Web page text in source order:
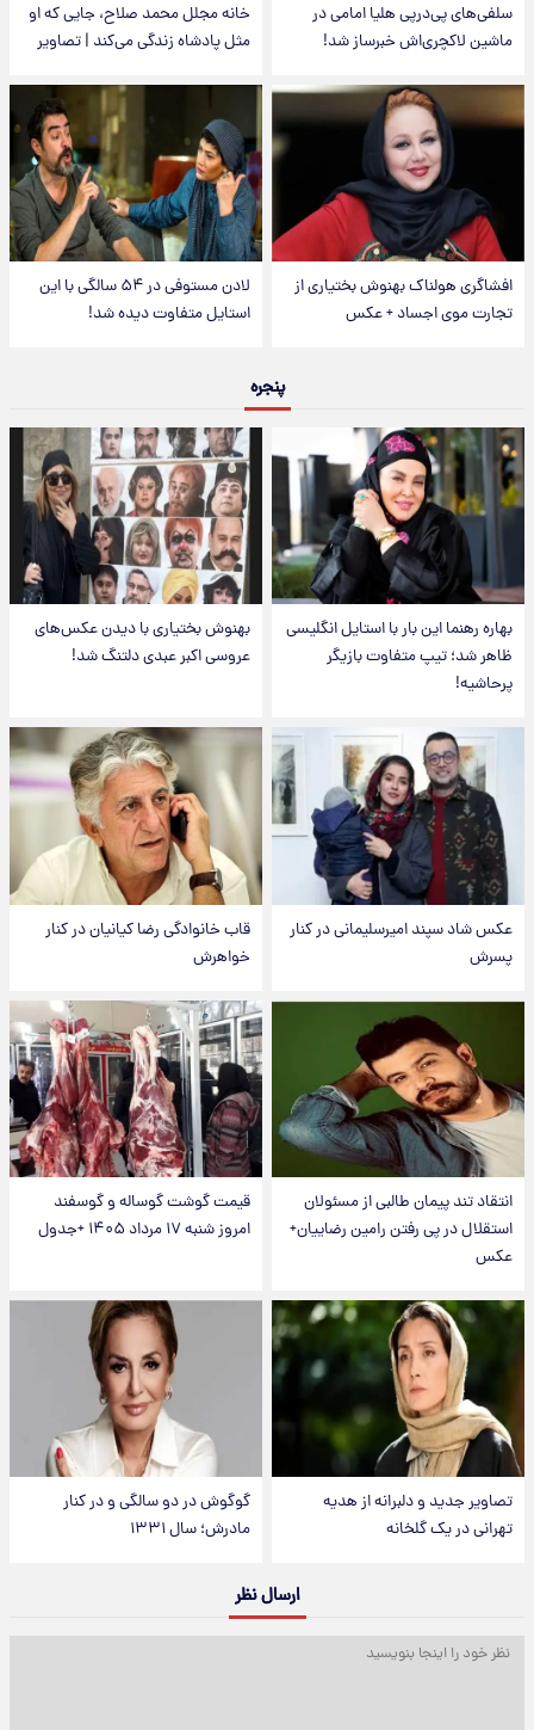
سلفی‌های پی‌درپی هلیا امامی در
ماشین لاکچری‌اش خبرساز شد!
خانه مجلل محمد صلاح، جایی که او
مثل پادشاه زندگی می‌کند | تصاویر
افشاگری هولناک بهنوش بختیاری از
تجارت موی اجساد + عکس
لادن مستوفی در ۵۴ سالگی با این
استایل متفاوت دیده شد!
پنجره
بهاره رهنما این بار با استایل انگلیسی
ظاهر شد؛ تیپ متفاوت بازیگر
پرحاشیه!
بهنوش بختیاری با دیدن عکس‌های
عروسی اکبر عبدی دلتنگ شد!
عکس شاد سپند امیرسلیمانی در کنار
پسرش
قاب خانوادگی رضا کیانیان در کنار
خواهرش
انتقاد تند پیمان طالبی از مسئولان
استقلال در پی رفتن رامین رضاییان+
عکس
قیمت گوشت گوساله و گوسفند
امروز شنبه ۱۷ مرداد ۱۴۰۵ +جدول
تصاویر جدید و دلبرانه از هدیه
تهرانی در یک گلخانه
گوگوش در دو سالگی و در کنار
مادرش؛ سال ۱۳۳۱
ارسال نظر